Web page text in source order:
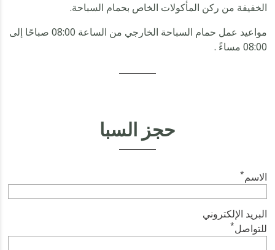
الخفيفة من ركن المأكولات الخاص بحمام السباحة.
مواعيد عمل حمام السباحة الخارجي من الساعة 08:00 صباحًا إلى
08:00 مساءً .
حجز السبا
الاسم*
البريد الإلكتروني
للتواصل*